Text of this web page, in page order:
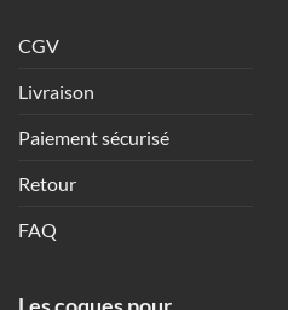
CGV
Livraison
Paiement sécurisé
Retour
FAQ